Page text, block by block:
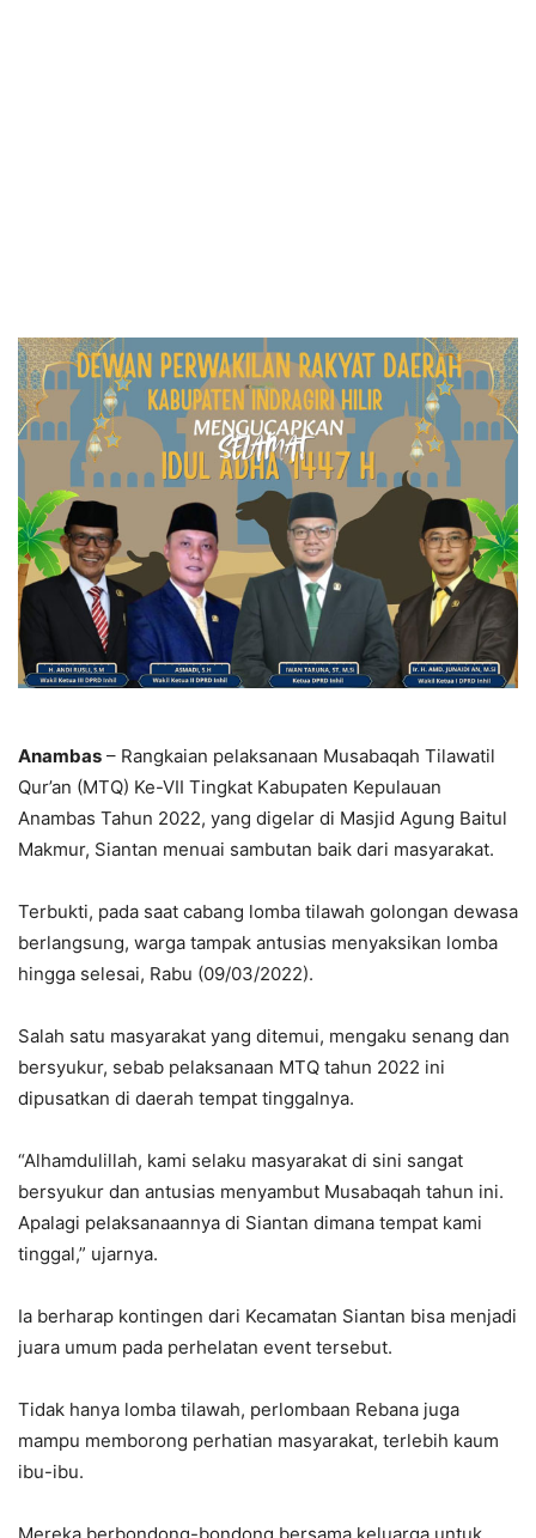
Anambas – Rangkaian pelaksanaan Musabaqah Tilawatil
Qur’an (MTQ) Ke-VII Tingkat Kabupaten Kepulauan
Anambas Tahun 2022, yang digelar di Masjid Agung Baitul
Makmur, Siantan menuai sambutan baik dari masyarakat.
Terbukti, pada saat cabang lomba tilawah golongan dewasa
berlangsung, warga tampak antusias menyaksikan lomba
hingga selesai, Rabu (09/03/2022).
Salah satu masyarakat yang ditemui, mengaku senang dan
bersyukur, sebab pelaksanaan MTQ tahun 2022 ini
dipusatkan di daerah tempat tinggalnya.
“Alhamdulillah, kami selaku masyarakat di sini sangat
bersyukur dan antusias menyambut Musabaqah tahun ini.
Apalagi pelaksanaannya di Siantan dimana tempat kami
tinggal,” ujarnya.
Ia berharap kontingen dari Kecamatan Siantan bisa menjadi
juara umum pada perhelatan event tersebut.
Tidak hanya lomba tilawah, perlombaan Rebana juga
mampu memborong perhatian masyarakat, terlebih kaum
ibu-ibu.
Mereka berbondong-bondong bersama keluarga untuk